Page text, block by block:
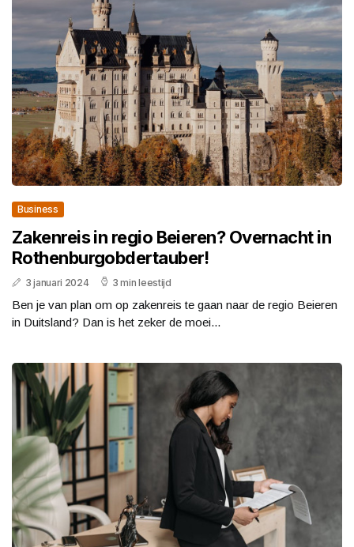
Business
Zakenreis in regio Beieren? Overnacht in
Rothenburgobdertauber!
3 januari 2024 3 min leestijd
Ben je van plan om op zakenreis te gaan naar de regio Beieren
in Duitsland? Dan is het zeker de moei...